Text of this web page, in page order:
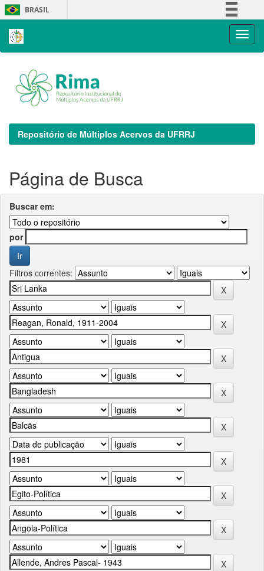
Skip
navigation
BRASIL
Repositório de Múltiplos Acervos da UFRRJ
Página de Busca
Buscar em:
por
Filtros correntes: